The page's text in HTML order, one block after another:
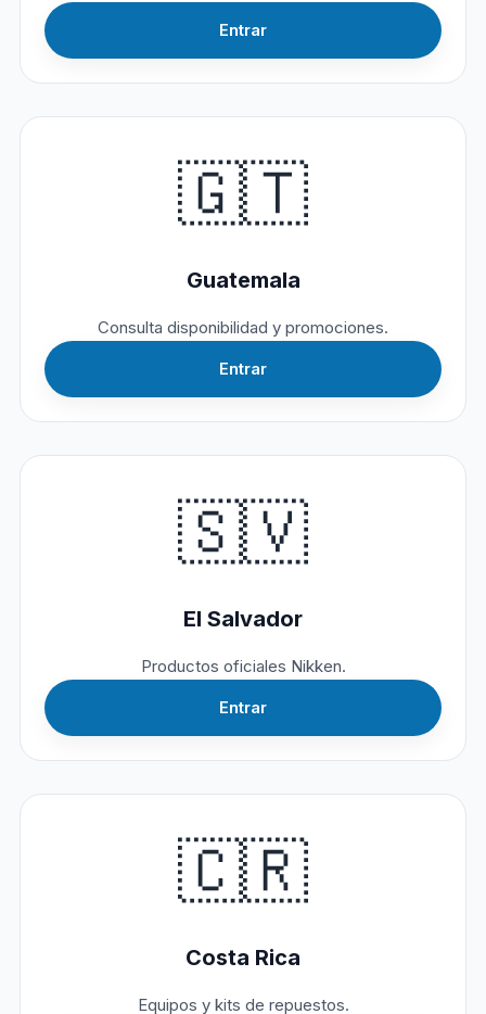
Entrar
🇬🇹
Guatemala
Consulta disponibilidad y promociones.
Entrar
🇸🇻
El Salvador
Productos oficiales Nikken.
Entrar
🇨🇷
Costa Rica
Equipos y kits de repuestos.